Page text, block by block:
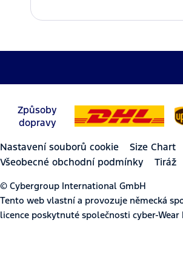
Způsoby
dopravy
Nastavení souborů cookie Size Chart
Všeobecné obchodní podmínky
Tiráž
© Cybergroup International GmbH
Tento web vlastní a provozuje německá
licence poskytnuté společnosti cyber-Wear